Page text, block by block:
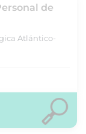
de
Atlántico-